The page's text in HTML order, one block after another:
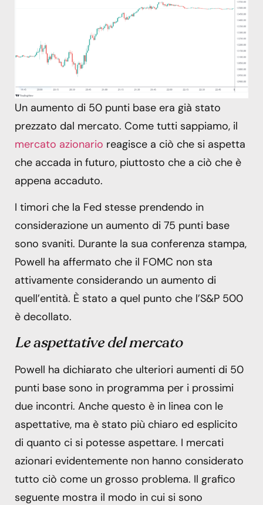
Un aumento di 50 punti base era già stato
prezzato dal mercato. Come tutti sappiamo, il
mercato azionario reagisce a ciò che si aspetta
che accada in futuro, piuttosto che a ciò che è
appena accaduto.
I timori che la Fed stesse prendendo in
considerazione un aumento di 75 punti base
sono svaniti. Durante la sua conferenza stampa,
Powell ha affermato che il FOMC non sta
attivamente considerando un aumento di
quell’entità. È stato a quel punto che l’S&P 500
è decollato.
Le aspettative del mercato
Powell ha dichiarato che ulteriori aumenti di 50
punti base sono in programma per i prossimi
due incontri. Anche questo è in linea con le
aspettative, ma è stato più chiaro ed esplicito
di quanto ci si potesse aspettare. I mercati
azionari evidentemente non hanno considerato
tutto ciò come un grosso problema. Il grafico
seguente mostra il modo in cui si sono